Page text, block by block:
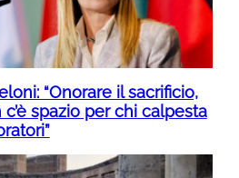
“Onorare il sacrificio,
spazio per chi calpesta